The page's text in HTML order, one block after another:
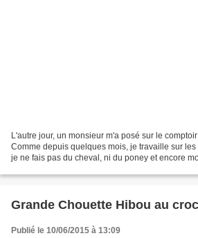
L'autre jour, un monsieur m'a posé sur le comptoir
Comme depuis quelques mois, je travaille sur les
je ne fais pas du cheval, ni du poney et encore
Grande Chouette Hibou au
Publié le 10/06/2015 à 13:09